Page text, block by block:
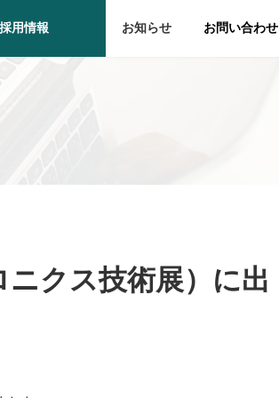
用情報 お知らせ お問い合わせ
クス技術展）に出